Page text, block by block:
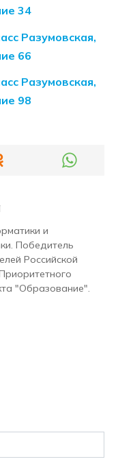
34
Разумовская,
66
Разумовская,
98
и
Победитель
Российской
"Образование".